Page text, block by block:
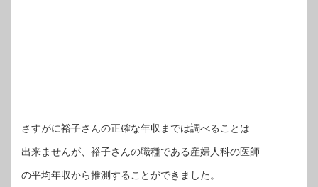
さすがに裕子さんの正確な年収までは調べることは
出来ませんが、裕子さんの職種である産婦人科の医師
の平均年収から推測することができました。